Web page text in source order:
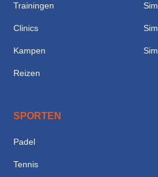
Trainingen
Clinics
Kampen
Reizen
SPORTEN
Padel
Tennis